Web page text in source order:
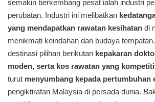
semakin berkembang pesat ialah industri
perubatan. Industri ini melibatkan
yang mendapatkan rawatan kesihatan di
menikmati keindahan dan budaya
destinasi pilihan berikutan kepakaran
moden, serta kos rawatan yang
turut menyumbang kepada pertumbuhan
pengiktirafan Malaysia di persada dunia.